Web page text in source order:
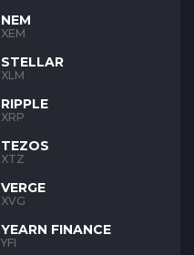
NEM
XEM
STELLAR
XLM
RIPPLE
XRP
TEZOS
XTZ
VERGE
XVG
YEARN FINANCE
YFI